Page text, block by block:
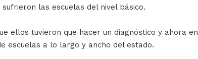
las escuelas del nivel básico.
ellos tuvieron que hacer un diagnóstico y ahora en
escuelas a lo largo y ancho del estado.